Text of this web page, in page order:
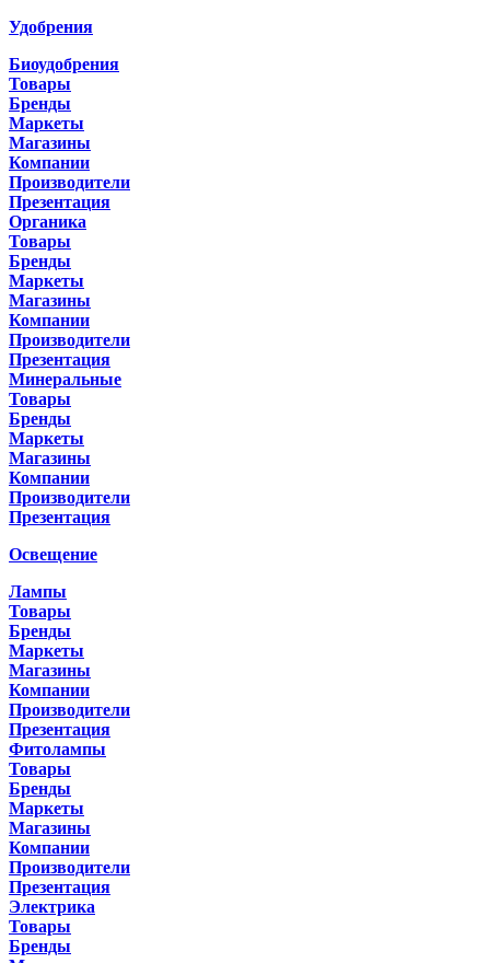
Удобрения
Биоудобрения
Товары
Бренды
Маркеты
Магазины
Компании
Производители
Презентация
Органика
Товары
Бренды
Маркеты
Магазины
Компании
Производители
Презентация
Минеральные
Товары
Бренды
Маркеты
Магазины
Компании
Производители
Презентация
Освещение
Лампы
Товары
Бренды
Маркеты
Магазины
Компании
Производители
Презентация
Фитолампы
Товары
Бренды
Маркеты
Магазины
Компании
Производители
Презентация
Электрика
Товары
Бренды